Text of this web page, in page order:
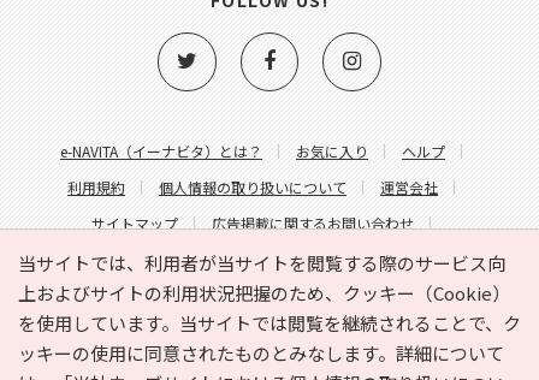
当サイトでは、利用者が当サイトを閲覧する際のサービス向
上およびサイトの利用状況把握のため、クッキー（Cookie）
を使用しています。当サイトでは閲覧を継続されることで、ク
ッキーの使用に同意されたものとみなします。詳細について
e-NAVITA（イーナビタ）とは？ お気に入り
ヘルプ
利用規約
個人情報の取り扱いについて
運営会社
サイトマップ
広告掲載に関するお問い合わせ
サイトの内容に関するお問い合わせ